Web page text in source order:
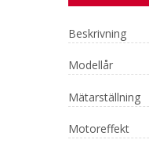
Beskrivning
Modellår
Mätarställning
Motoreffekt